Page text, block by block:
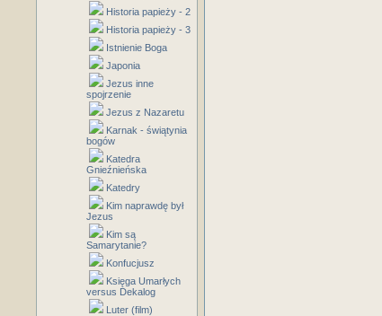
Historia papieży - 2
Historia papieży - 3
Istnienie Boga
Japonia
Jezus inne
spojrzenie
Jezus z Nazaretu
Karnak - świątynia
bogów
Katedra
Gnieźnieńska
Katedry
Kim naprawdę był
Jezus
Kim są
Samarytanie?
Konfucjusz
Księga Umarłych
versus Dekalog
Luter (film)